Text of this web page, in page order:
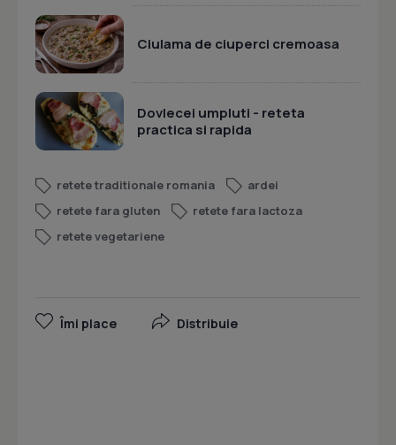
Ciulama de ciuperci cremoasa
Dovlecei umpluti - reteta
practica si rapida
retete traditionale romania
ardei
retete fara gluten
retete fara lactoza
retete vegetariene
Îmi place Distribuie